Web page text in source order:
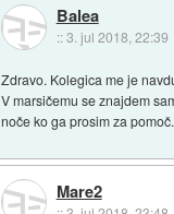
Balea
::3. jul 2018, 22:39
Zdravo. Kolegica me je
V marsičemu se znajdem
noče ko ga prosim za
Mare2